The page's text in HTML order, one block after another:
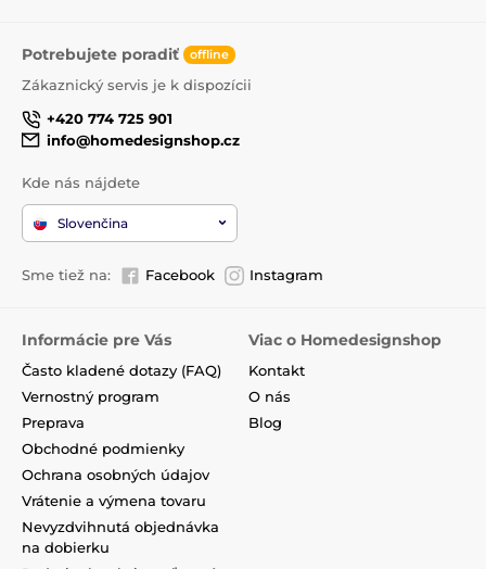
Potrebujete poradiť offline
Zákaznický servis je k dispozícii
+420 774 725 901
info@homedesignshop.cz
Kde nás nájdete
Slovenčina
Sme tiež na: Facebook Instagram
Informácie pre Vás
Často kladené dotazy (FAQ)
Vernostný program
Preprava
Obchodné podmienky
Ochrana osobných údajov
Vrátenie a výmena tovaru
Nevyzdvihnutá objednávka
na dobierku
Viac o Homedesignshop
Kontakt
O nás
Blog